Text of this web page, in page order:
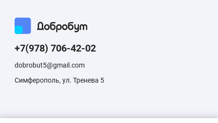
+7(978) 706-42-02
dobrobut5@gmail.com
Симферополь, ул. Тренева 5